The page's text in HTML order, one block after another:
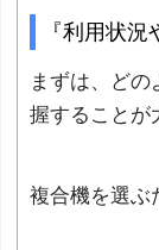
『利用状況
まずは、ど
握することが
複合機を選ぶ